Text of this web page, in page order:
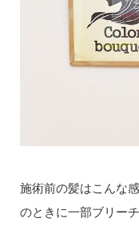
施術前の髪はこんな
のときに一部ブリー